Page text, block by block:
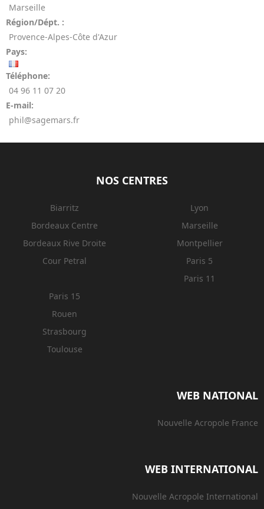
Marseille
Région/Dépt. :
Provence-Alpes-Côte d'Azur
Pays:
Téléphone:
04 96 11 07 20
E-mail:
phil@sagemars.fr
NOS CENTRES
Biarritz
Bordeaux Centre
Bordeaux Rive Droite
Cour Petral
Lyon
Marseille
Montpellier
Paris 5
Paris 11
Paris 15
Rouen
Strasbourg
Toulouse
WEB NATIONAL
Nouvelle Acropole France
WEB INTERNATIONAL
Nouvelle Acropole International